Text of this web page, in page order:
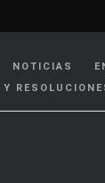
NOTICIAS
Y